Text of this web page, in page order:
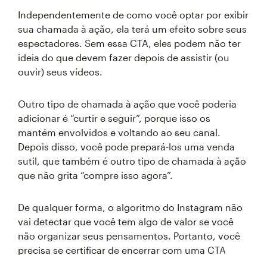
Independentemente de como você optar por exibir
sua chamada à ação, ela terá um efeito sobre seus
espectadores. Sem essa CTA, eles podem não ter
ideia do que devem fazer depois de assistir (ou
ouvir) seus vídeos.
Outro tipo de chamada à ação que você poderia
adicionar é “curtir e seguir”, porque isso os
mantém envolvidos e voltando ao seu canal.
Depois disso, você pode prepará-los uma venda
sutil, que também é outro tipo de chamada à ação
que não grita “compre isso agora”.
De qualquer forma, o algoritmo do Instagram não
vai detectar que você tem algo de valor se você
não organizar seus pensamentos. Portanto, você
precisa se certificar de encerrar com uma CTA